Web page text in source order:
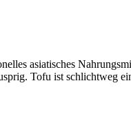
asiatisches
Tofu ist schlichtweg